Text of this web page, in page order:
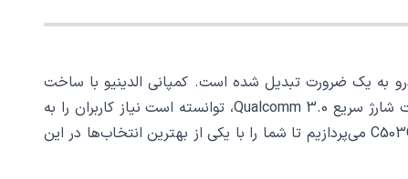
به یک ضرورت تبدیل شده است. کمپانی الدینیو با ساخت
شارژر فندکی مدل C503Q، به یکی از پیشگامان در این زمینه تبدیل شده است. این شارژر فندکی با داشتن دو پورت USB و قابلیت شارژ سریع Qualcomm 3.0، توانسته است نیاز کاربران را به
شارژ همزمان دو دستگاه موبایل با سرعت بالا برطرف کند. در ادامه به بررسی ویژگی‌ها، مزایا و مشخصات فنی شارژر فندکی الدینیو C503Q می‌پردازیم تا شما را با یکی از بهترین انتخاب‌ها در این